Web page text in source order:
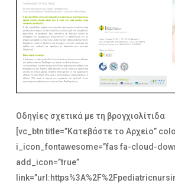
Οδηγίες σχετικά με τη βρογχιολίτιδα
[vc_btn title=”Κατεβάστε το Αρχείο”
i_icon_fontawesome=”fas fa-cloud-
add_icon=”true”